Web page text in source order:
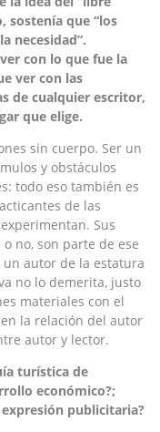
sostenía que “los
necesidad”.
con lo que fue la
ver con las
de cualquier escritor,
que elige.
sin cuerpo. Ser un
y obstáculos
todo eso también es
de las
Sus
no, son parte de ese
autor de la estatura
no lo demerita, justo
materiales con el
la relación del autor
autor y lector.
turística de
económico?;
publicitaria?